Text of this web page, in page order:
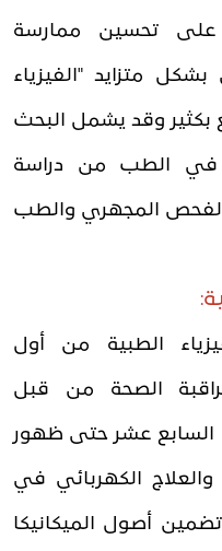
على تحسين ممارسة
متزايد "الفيزياء
بكثير وقد يشمل البحث
في الطب من دراسة
الفحص المجهري والطب
الطبية من أول
الصحة من قبل
السابع عشر حتى ظهور
الكهربائي في
أصول الميكانيكا